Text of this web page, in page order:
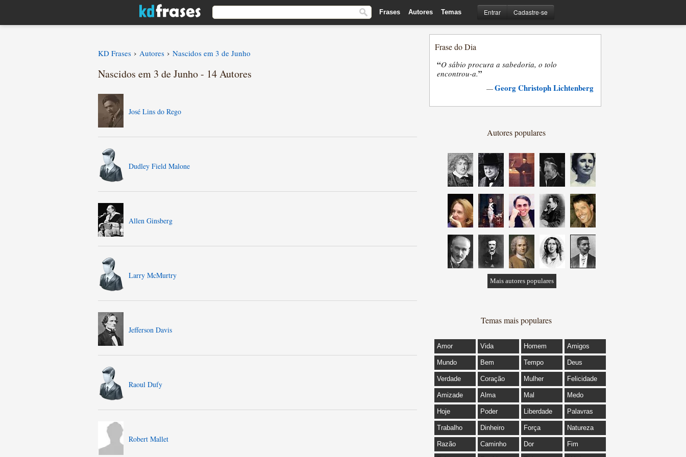
Frases Autores Temas Entrar Cadastre-se
KD Frases › Autores › Nascidos em 3 de Junho
Nascidos em 3 de Junho - 14 Autores
José Lins do Rego
Dudley Field Malone
Allen Ginsberg
Larry McMurtry
Jefferson Davis
Raoul Dufy
Robert Mallet
Frase do Dia
“O sábio procura a sabedoria, o tolo
encontrou-a.”
—Georg Christoph Lichtenberg
Autores populares
Mais autores populares
Temas mais populares
Amor Vida Homem Amigos
Mundo Bem Tempo Deus
Verdade Coração Mulher Felicidade
Amizade Alma Mal Medo
Hoje Poder Liberdade Palavras
Trabalho Dinheiro Força Natureza
Razão Caminho Dor Fim